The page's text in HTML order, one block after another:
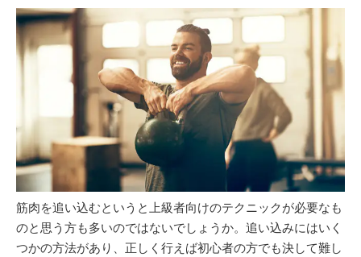
筋肉を追い込むというと上級者向けのテクニックが必要なも
のと思う方も多いのではないでしょうか。追い込みにはいく
つかの方法があり、正しく行えば初心者の方でも決して難し